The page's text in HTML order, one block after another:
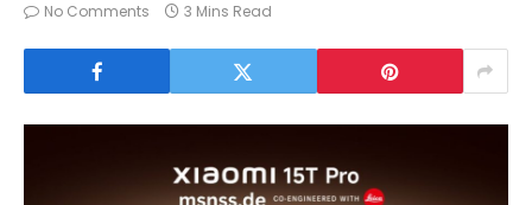
No Comments
3 Mins Read